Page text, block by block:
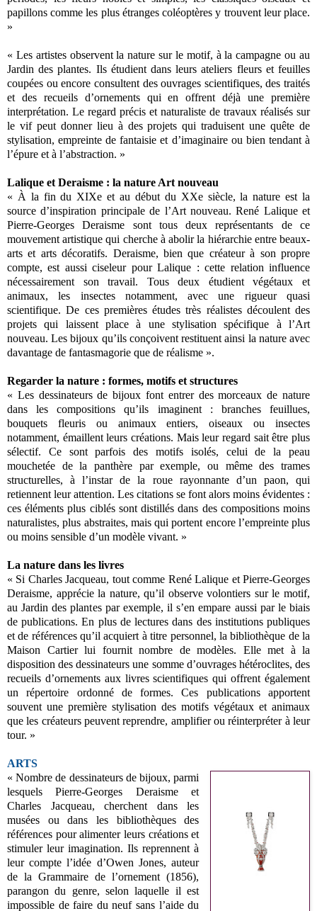
papillons comme les plus étranges coléoptères y trouvent leur place.
»
« Les artistes observent la nature sur le motif, à la campagne ou au
Jardin des plantes. Ils étudient dans leurs ateliers fleurs et feuilles
coupées ou encore consultent des ouvrages scientifiques, des traités
et des recueils d’ornements qui en offrent déjà une première
interprétation. Le regard précis et naturaliste de travaux réalisés sur
le vif peut donner lieu à des projets qui traduisent une quête de
stylisation, empreinte de fantaisie et d’imaginaire ou bien tendant à
l’épure et à l’abstraction. »
Lalique et Deraisme : la nature Art nouveau
« À la fin du XIXe et au début du XXe siècle, la nature est la
source d’inspiration principale de l’Art nouveau. René Lalique et
Pierre-Georges Deraisme sont tous deux représentants de ce
mouvement artistique qui cherche à abolir la hiérarchie entre beaux-
arts et arts décoratifs. Deraisme, bien que créateur à son propre
compte, est aussi ciseleur pour Lalique : cette relation influence
nécessairement son travail. Tous deux étudient végétaux et
animaux, les insectes notamment, avec une rigueur quasi
scientifique. De ces premières études très réalistes découlent des
projets qui laissent place à une stylisation spécifique à l’Art
nouveau. Les bijoux qu’ils conçoivent restituent ainsi la nature avec
davantage de fantasmagorie que de réalisme ».
Regarder la nature : formes, motifs et structures
« Les dessinateurs de bijoux font entrer des morceaux de nature
dans les compositions qu’ils imaginent : branches feuillues,
bouquets fleuris ou animaux entiers, oiseaux ou insectes
notamment, émaillent leurs créations. Mais leur regard sait être plus
sélectif. Ce sont parfois des motifs isolés, celui de la peau
mouchetée de la panthère par exemple, ou même des trames
structurelles, à l’instar de la roue rayonnante d’un paon, qui
retiennent leur attention. Les citations se font alors moins évidentes :
ces éléments plus ciblés sont distillés dans des compositions moins
naturalistes, plus abstraites, mais qui portent encore l’empreinte plus
ou moins sensible d’un modèle vivant. »
La nature dans les livres
« Si Charles Jacqueau, tout comme René Lalique et Pierre-Georges
Deraisme, apprécie la nature, qu’il observe volontiers sur le motif,
au Jardin des plantes par exemple, il s’en empare aussi par le biais
de publications. En plus de lectures dans des institutions publiques
et de références qu’il acquiert à titre personnel, la bibliothèque de la
Maison Cartier lui fournit nombre de modèles. Elle met à la
disposition des dessinateurs une somme d’ouvrages hétéroclites, des
recueils d’ornements aux livres scientifiques qui offrent également
un répertoire ordonné de formes. Ces publications apportent
souvent une première stylisation des motifs végétaux et animaux
que les créateurs peuvent reprendre, amplifier ou réinterpréter à leur
tour. »
ARTS
« Nombre de dessinateurs de bijoux, parmi
lesquels Pierre-Georges Deraisme et
Charles Jacqueau, cherchent dans les
musées ou dans les bibliothèques des
références pour alimenter leurs créations et
stimuler leur imagination. Ils reprennent à
leur compte l’idée d’Owen Jones, auteur
de la Grammaire de l’ornement (1856),
parangon du genre, selon laquelle il est
impossible de faire du neuf sans l’aide du